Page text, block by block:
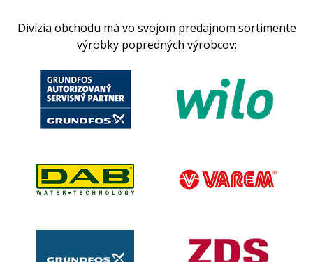
Divízia obchodu má vo svojom predajnom sortimente
výrobky popredných výrobcov: